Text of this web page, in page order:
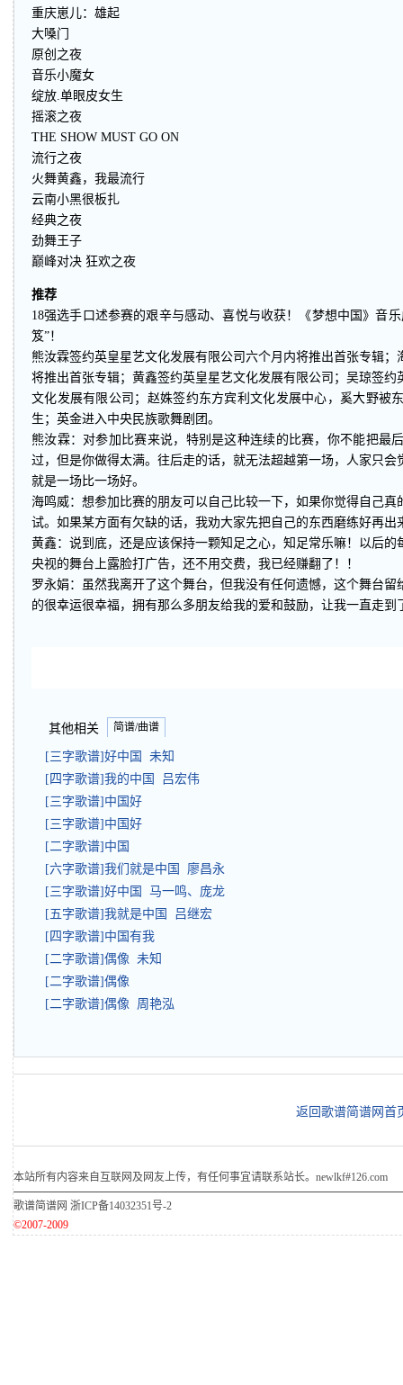
重庆崽儿：雄起
大嗓门
原创之夜
音乐小魔女
绽放.单眼皮女生
摇滚之夜
THE SHOW MUST GO ON
流行之夜
火舞黄鑫，我最流行
云南小黑很板扎
经典之夜
劲舞王子
巅峰对决 狂欢之夜
推荐
18强选手口述参赛的艰辛与感动、喜悦与收获！《梦想中国》音
笈”！
熊汝霖签约英皇星艺文化发展有限公司六个月内将推出首张专辑
将推出首张专辑；黄鑫签约英皇星艺文化发展有限公司；吴琼签
文化发展有限公司；赵姝签约东方宾利文化发展中心，奚大野被
生；英金进入中央民族歌舞剧团。
熊汝霖：对参加比赛来说，特别是这种连续的比赛，你不能把最
过，但是你做得太满。往后走的话，就无法超越第一场，人家只
就是一场比一场好。
海鸣威：想参加比赛的朋友可以自己比较一下，如果你觉得自己
试。如果某方面有欠缺的话，我劝大家先把自己的东西磨练好再
黄鑫：说到底，还是应该保持一颗知足之心，知足常乐嘛！以后
央视的舞台上露脸打广告，还不用交费，我已经赚翻了！！
罗永娟：虽然我离开了这个舞台，但我没有任何遗憾，这个舞台
的很幸运很幸福，拥有那么多朋友给我的爱和鼓励，让我一直走
其他相关 简谱/曲谱
[三字歌谱]好中国 未知
[四字歌谱]我的中国 吕宏伟
[三字歌谱]中国好
[三字歌谱]中国好
[二字歌谱]中国
[六字歌谱]我们就是中国 廖昌永
[三字歌谱]好中国 马一鸣、庞龙
[五字歌谱]我就是中国 吕继宏
[四字歌谱]中国有我
[二字歌谱]偶像 未知
[二字歌谱]偶像
[二字歌谱]偶像 周艳泓
返回歌谱简谱网首
本站所有内容来自互联网及网友上传，有任何事宜请联系站长。newlkf#126.com
歌谱简谱网 浙ICP备14032351号-2
©2007-2009